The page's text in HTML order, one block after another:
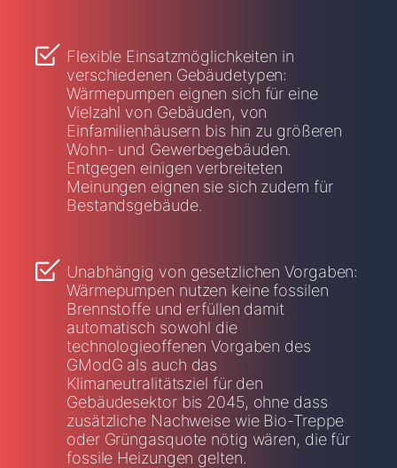
Flexible Einsatzmöglichkeiten in
verschiedenen Gebäudetypen:
Wärmepumpen eignen sich für eine
Vielzahl von Gebäuden, von
Einfamilienhäusern bis hin zu größeren
Wohn- und Gewerbegebäuden.
Entgegen einigen verbreiteten
Meinungen eignen sie sich zudem für
Bestandsgebäude.
Unabhängig von gesetzlichen Vorgaben:
Wärmepumpen nutzen keine fossilen
Brennstoffe und erfüllen damit
automatisch sowohl die
technologieoffenen Vorgaben des
GModG als auch das
Klimaneutralitätsziel für den
Gebäudesektor bis 2045, ohne dass
zusätzliche Nachweise wie Bio-Treppe
oder Grüngasquote nötig wären, die für
fossile Heizungen gelten.